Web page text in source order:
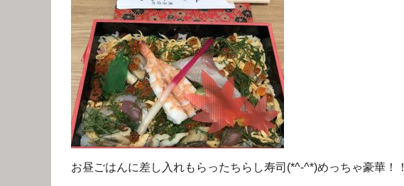
お昼ごはんに差し入れもらったちらし寿司(*^-^*)めっちゃ豪華！！